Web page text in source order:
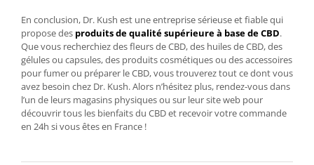
En conclusion, Dr. Kush est une entreprise sérieuse et fiable qui
propose des produits de qualité supérieure à base de CBD.
Que vous recherchiez des fleurs de CBD, des huiles de CBD, des
gélules ou capsules, des produits cosmétiques ou des accessoires
pour fumer ou préparer le CBD, vous trouverez tout ce dont vous
avez besoin chez Dr. Kush. Alors n’hésitez plus, rendez-vous dans
l’un de leurs magasins physiques ou sur leur site web pour
découvrir tous les bienfaits du CBD et recevoir votre commande
en 24h si vous êtes en France !